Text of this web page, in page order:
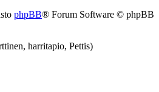
phpBB® Forum Software © phpBB
harritapio, Pettis)